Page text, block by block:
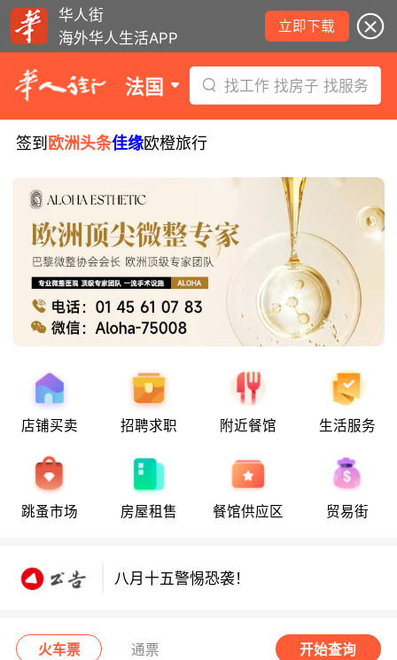
华人街
海外华人生活APP
立即下载
法国 找工作 找房子 找服务
签到 欧洲头条佳缘欧橙旅行
店铺买卖 招聘求职 附近餐馆 生活服务
跳蚤市场 房屋租售 餐馆供应区 贸易街
八月十五警惕恐袭！
八月十五警惕恐袭！
火车票 通票 开始查询